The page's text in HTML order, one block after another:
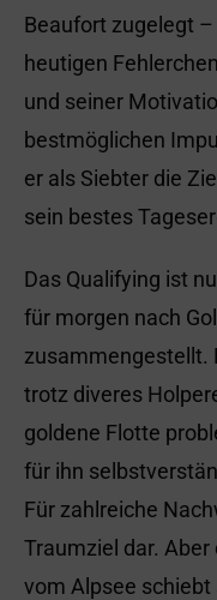
Beaufort zugelegt
heutigen
und seiner
bestmöglichen
er als Siebter die
sein bestes
Das Qualifying ist
für morgen nach
zusammengestellt.
trotz diveres
goldene Flotte
für ihn
Für zahlreiche
Traumziel dar. Aber
vom Alpsee